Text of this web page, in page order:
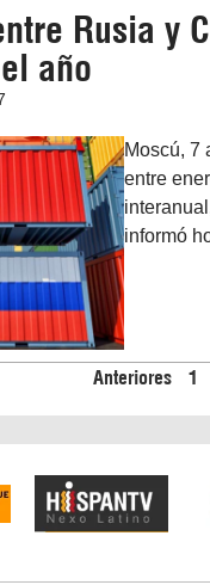
Rusia y
año
Moscú, 7
entre
informó
Anteriores 1